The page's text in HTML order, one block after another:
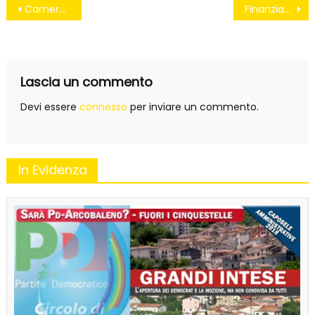
Navigazione
Camera, rimborsi elettorali: i partiti si spartiscono 56,3 milioni. M5S rinuncia Finanziamento illecito ai partiti. Pdl: via il carcere, resta solo la multa
Lascia un commento
Devi essere connesso per inviare un commento.
In Evidenza